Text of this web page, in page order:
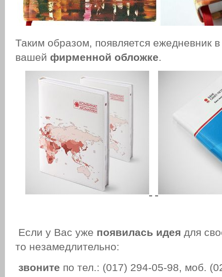
Таким образом, появляется ежедневник в
вашей фирменной обложке.
Если у Вас уже появилась идея для
то незамедлительно:
звоните по тел.: (017) 294-05-98, моб.